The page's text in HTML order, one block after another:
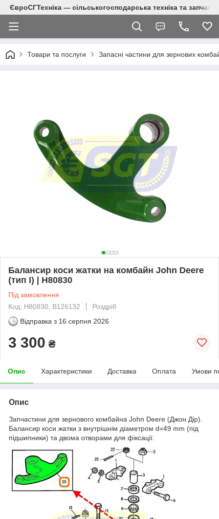
ЄвроСГТехніка — сільськогосподарська техніка та
Товари та послуги Запасні частини для зернових
Балансир коси жатки на комбайн John Deere
(тип I) | H80830
Під замовлення
Код: H80830, B126132
Роздріб
Відправка з 16 серпня 2026
3 300 ₴
Опис Характеристики Доставка Оплата Умови
Опис
Запчастини для зернового комбайна John Deere (Джон Дір).
Балансир коси жатки з внутрішнім діаметром d=49 mm (під
підшипники) та двома отворами для фіксації.